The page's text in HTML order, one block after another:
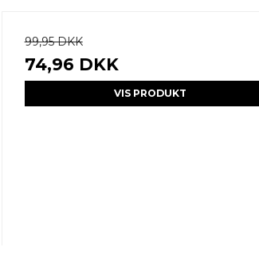
99,95 DKK
74,96 DKK
VIS PRODUKT